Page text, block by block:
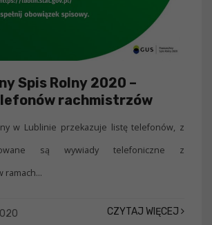
Spis Rolny 2020 –
rachmistrzów
w Lublinie przekazuje listę telefonów, z
są wywiady telefoniczne z
ramach...
CZYTAJ WIĘCEJ